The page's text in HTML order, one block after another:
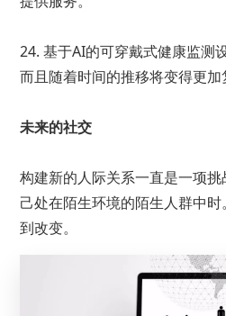
24. 基于AI的可穿戴式健康监测
而且随着时间的推移将变得更加
未来的社交
构建新的人际关系一直是一项
己处在陌生环境的陌生人群中
到改变。